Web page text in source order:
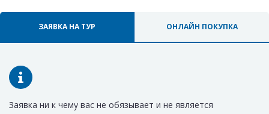
ЗАЯВКА НА ТУР ОНЛАЙН ПОКУПКА
Заявка ни к чему вас не обязывает и не является